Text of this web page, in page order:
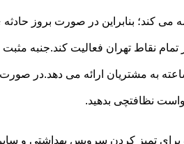
کند؛ بنابراین در صورت بروز حادثه
نقاط تهران فعالیت کند.جنبه مثبت
قیمت کاملاً شفاف برای دستمزد نظافتچی مشخص کرده است.این شرکت برای تعیین دستمزد پلن قیمتی 4 ساعته 6 ساعته و 8
برای تمیز کردن سرویس بهداشتی و